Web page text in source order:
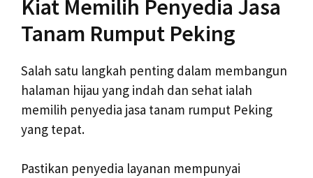
Kiat Memilih Penyedia Jasa
Tanam Rumput Peking
Salah satu langkah penting dalam membangun
halaman hijau yang indah dan sehat ialah
memilih penyedia jasa tanam rumput Peking
yang tepat.
Pastikan penyedia layanan mempunyai